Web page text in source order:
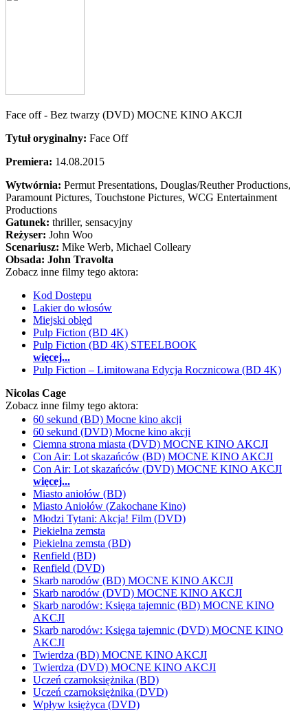
Face off - Bez twarzy (DVD) MOCNE KINO AKCJI
Tytuł oryginalny: Face Off
Premiera: 14.08.2015
Wytwórnia: Permut Presentations, Douglas/Reuther Productions,
Paramount Pictures, Touchstone Pictures, WCG Entertainment
Productions
Gatunek: thriller, sensacyjny
Reżyser: John Woo
Scenariusz: Mike Werb, Michael Colleary
Obsada: John Travolta
Zobacz inne filmy tego aktora:
Kod Dostępu
Lakier do włosów
Miejski obłęd
Pulp Fiction (BD 4K)
Pulp Fiction (BD 4K) STEELBOOK
więcej...
Pulp Fiction – Limitowana Edycja Rocznicowa (BD 4K)
Nicolas Cage
Zobacz inne filmy tego aktora:
60 sekund (BD) Mocne kino akcji
60 sekund (DVD) Mocne kino akcji
Ciemna strona miasta (DVD) MOCNE KINO AKCJI
Con Air: Lot skazańców (BD) MOCNE KINO AKCJI
Con Air: Lot skazańców (DVD) MOCNE KINO AKCJI
więcej...
Miasto aniołów (BD)
Miasto Aniołów (Zakochane Kino)
Młodzi Tytani: Akcja! Film (DVD)
Piekielna zemsta
Piekielna zemsta (BD)
Renfield (BD)
Renfield (DVD)
Skarb narodów (BD) MOCNE KINO AKCJI
Skarb narodów (DVD) MOCNE KINO AKCJI
Skarb narodów: Księga tajemnic (BD) MOCNE KINO
AKCJI
Skarb narodów: Księga tajemnic (DVD) MOCNE KINO
AKCJI
Twierdza (BD) MOCNE KINO AKCJI
Twierdza (DVD) MOCNE KINO AKCJI
Uczeń czarnoksiężnika (BD)
Uczeń czarnoksiężnika (DVD)
Wpływ księżyca (DVD)